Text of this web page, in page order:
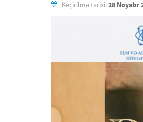
Keçirilmə tarixi:28 Noyabr